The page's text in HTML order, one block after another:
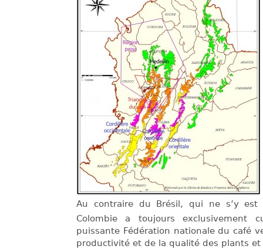
Au contraire du Brésil, qui ne s’y
Colombie a toujours exclusivement
puissante Fédération nationale du café
productivité et de la qualité des plants